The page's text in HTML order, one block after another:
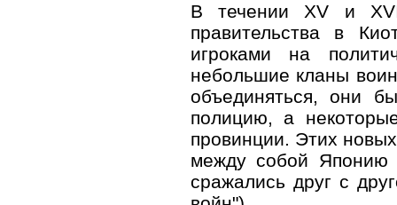
В течении XV и
правительства в
игроками на
небольшие кланы
объединяться, они
полицию, а
провинции. Этих
между собой Японию
сражались друг с